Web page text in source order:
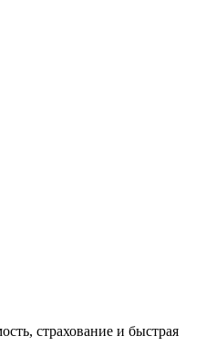
страхование и быстрая